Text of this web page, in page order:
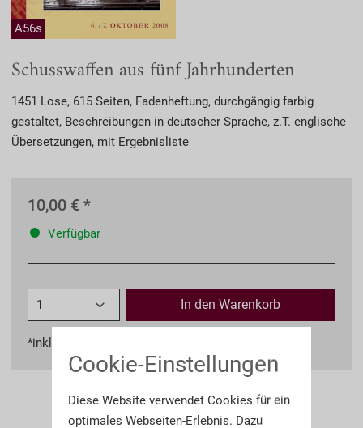
A56s
Schusswaffen aus fünf Jahrhunderten
1451 Lose, 615 Seiten, Fadenheftung, durchgängig farbig
gestaltet, Beschreibungen in deutscher Sprache, z.T. englische
Übersetzungen, mit Ergebnisliste
10,00 € *
Verfügbar
In den Warenkorb
*inkl. MwSt.
Cookie-Einstellungen
Diese Website verwendet Cookies für ein
optimales Webseiten-Erlebnis. Dazu